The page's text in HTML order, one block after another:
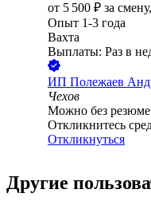
от 5 500 ₽ за смену,
Опыт 1-3 года
Вахта
Выплаты: Раз в
ИП Полежаев
Чехов
Можно без резюме
Откликнитесь
Откликнуться
Другие